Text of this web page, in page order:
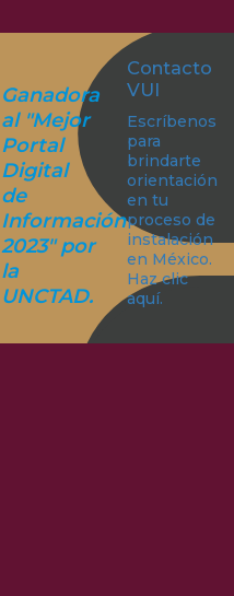
Ganadora
al "Mejor
Portal
Digital
de
Información
2023" por
la
UNCTAD.
Contacto
VUI
Escríbenos
para
brindarte
orientación
en tu
proceso de
instalación
en México.
Haz clic
aquí.